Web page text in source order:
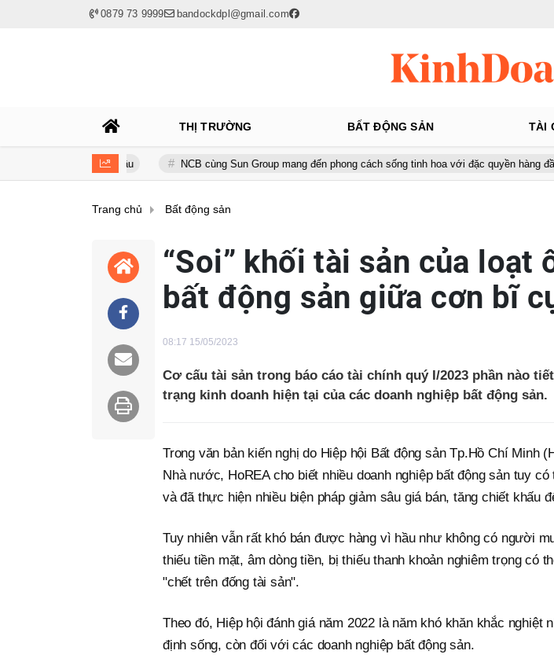
0879 73 9999 bandockdpl@gmail.com
THỊ TRƯỜNG BẤT ĐỘNG SẢN TÀI
NCB cùng Sun Group mang đến phong cách sống tinh hoa với đặc quyền hàng đầu Việt
Trang chủ Bất động sản
“Soi” khối tài sản của loạt
bất động sản giữa cơn bĩ
08:17 15/05/2023
Cơ cấu tài sản trong báo cáo tài chính quý I/2023 phần nào
trạng kinh doanh hiện tại của các doanh nghiệp bất động sản.
Trong văn bản kiến nghị do Hiệp hội Bất động sản Tp.Hồ Chí Minh
Nhà nước, HoREA cho biết nhiều doanh nghiệp bất động sản tuy
và đã thực hiện nhiều biện pháp giảm sâu giá bán, tăng chiết khấu
Tuy nhiên vẫn rất khó bán được hàng vì hầu như không có người
thiếu tiền mặt, âm dòng tiền, bị thiếu thanh khoản nghiêm trọng có
"chết trên đống tài sản".
Theo đó, Hiệp hội đánh giá năm 2022 là năm khó khăn khắc nghiệt
định sống, còn đối với các doanh nghiệp bất động sản.